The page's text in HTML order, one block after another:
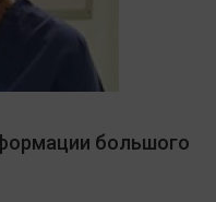
большого